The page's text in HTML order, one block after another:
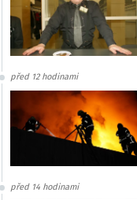
před 12 hodinami
před 14 hodinami